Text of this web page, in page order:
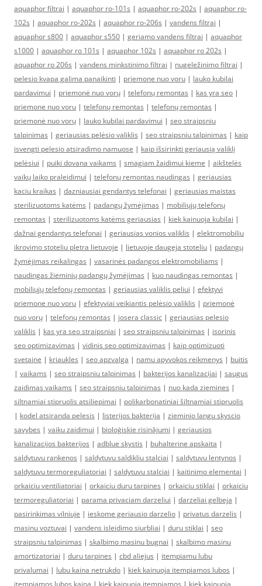
aquaphor filtrai | aquaphor ro-101s | aquaphor ro-202s | aquaphor ro-
102s | aquaphor ro-202s | aquaphor ro-206s | vandens filtrai |
aquaphor s800 | aquaphor s550 | geriamo vandens filtrai | aquaphor
s1000 | aquaphor ro 101s | aquaphor 102s | aquaphor ro 202s |
aquaphor ro 206s | vandens minkstinimo filtrai | nugeležinimo filtrai |
pelesio kvapa galima panaikinti | priemone nuo voru | lauko kubilai
pardavimui | priemonė nuo vorų | telefonų remontas | kas yra seo |
priemone nuo voru | telefonų remontas | telefonų remontas |
priemonė nuo vorų | lauko kubilai pardavimui | seo straipsniu
talpinimas | geriausias pelėsio valiklis | seo straipsniu talpinimas | kaip
isvengti pelesio atsiradimo namuose | kaip išsirinkti geriausią valiklį
pelėsiui | puiki dovana vaikams | smagiam žaidimui kieme | aikštelės
vaikų laiko praleidimui | telefonų remontas naudingas | geriausias
kaciu kraikas | dazniausiai gendantys telefonai | geriausias maistas
sterilizuotoms katėms | padangų žymėjimas | mobiliųjų telefonų
remontas | sterilizuotoms katėms geriausias | kiek kainuoja kubilai |
dažnai gendantys telefonai | geriausias vonios valiklis | elektromobiliu
ikrovimo stoteliu pletra lietuvoje | lietuvoje daugeja stoteliu | padangų
žymėjimas reikalingas | vasarinės padangos elektromobiliams |
naudingas žieminių padangų žymėjimas | kuo naudingas remontas |
mobiliųjų telefonų remontas | geriausias valiklis peliui | efektyvi
priemone nuo voru | efektyviai veikiantis pelėsio valiklis | priemonė
nuo vorų | telefonų remontas | josera classic | geriausias pelesio
valiklis | kas yra seo straipsniai | seo straipsniu talpinimas | isorinis
seo optimizavimas | vidinis seo optimizavimas | kaip optimizuoti
svetaine | kriaukles | seo apzvalga | namu apyvokos reikmenys | buitis
| vaikams | seo straipsniu talpinimas | bakterijos kanalizacijai | saugus
zaidimas vaikams | seo straipsniu talpinimas | nuo kada ziemines |
siltnamiai stipruolis atsiliepimai | polikarbonatiniai šiltnamiai stipruolis
| kodel atsiranda pelesis | listerijos bakterija | zieminio langu skyscio
savybes | vaiku zaidimui | bioloģiskie risinājumi | geriausios
kanalizacijos bakterijos | adblue skystis | buhalterine apskaita |
saldytuvu rankenos | saldytuvu saldikliu stalciai | saldytuvu lentynos |
saldytuvu termoreguliatoriai | saldytuvu stalciai | kaitinimo elementai |
orkaiciu ventiliatoriai | orkaiciu duru tarpines | orkaiciu stiklai | orkaiciu
termoreguliatoriai | parama privaciam darzeliui | darzeliai gelbeja |
pasirinkimas vilniuje | ieskome geriausio darzelio | privatus darzelis |
masinu voztuvai | vandens isleidimo siurbliai | duru stiklai | seo
straipsniu talpinimas | skalbimo masinu bugnai | skalbimo masinu
amortizatoriai | duru tarpines | cbd aliejus | itempiamu lubu
privalumai | lubu kaina netrukdo | kiek kainuoja itempiamos lubos |
itempiamos lubos kaina | kiek kainuoja itempiamos | kiek kainuoja